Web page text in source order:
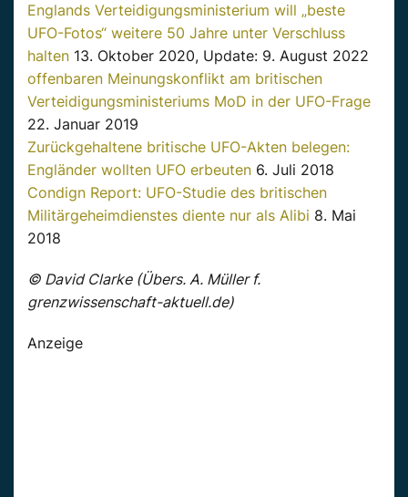
Englands Verteidigungsministerium will „beste
UFO-Fotos“ weitere 50 Jahre unter Verschluss
halten 13. Oktober 2020, Update: 9. August 2022
offenbaren Meinungskonflikt am britischen
Verteidigungsministeriums MoD in der UFO-Frage
22. Januar 2019
Zurückgehaltene britische UFO-Akten belegen:
Engländer wollten UFO erbeuten 6. Juli 2018
Condign Report: UFO-Studie des britischen
Militärgeheimdienstes diente nur als Alibi 8. Mai
2018
© David Clarke (Übers. A. Müller f.
grenzwissenschaft-aktuell.de)
Anzeige